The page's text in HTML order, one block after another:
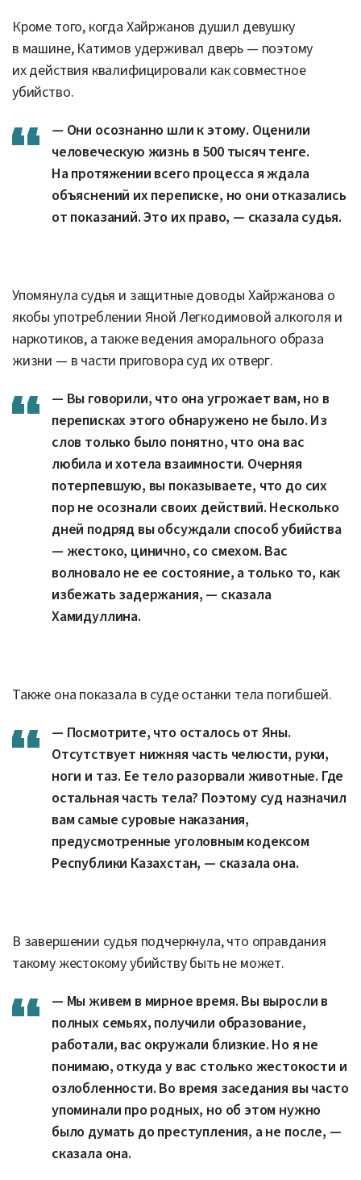
Кроме того, когда Хайржанов душил девушку
в машине, Катимов удерживал дверь — поэтому
их действия квалифицировали как совместное
убийство.
— Они осознанно шли к этому. Оценили
человеческую жизнь в 500 тысяч тенге.
На протяжении всего процесса я ждала
объяснений их переписке, но они отказались
от показаний. Это их право, — сказала судья.
Упомянула судья и защитные доводы Хайржанова о
якобы употреблении Яной Легкодимовой алкоголя и
наркотиков, а также ведения аморального образа
жизни — в части приговора суд их отверг.
— Вы говорили, что она угрожает вам, но в
переписках этого обнаружено не было. Из
слов только было понятно, что она вас
любила и хотела взаимности. Очерняя
потерпевшую, вы показываете, что до сих
пор не осознали своих действий. Несколько
дней подряд вы обсуждали способ убийства
— жестоко, цинично, со смехом. Вас
волновало не ее состояние, а только то, как
избежать задержания, — сказала
Хамидуллина.
Также она показала в суде останки тела погибшей.
— Посмотрите, что осталось от Яны.
Отсутствует нижняя часть челюсти, руки,
ноги и таз. Ее тело разорвали животные. Где
остальная часть тела? Поэтому суд назначил
вам самые суровые наказания,
предусмотренные уголовным кодексом
Республики Казахстан, — сказала она.
В завершении судья подчеркнула, что оправдания
такому жестокому убийству быть не может.
— Мы живем в мирное время. Вы выросли в
полных семьях, получили образование,
работали, вас окружали близкие. Но я не
понимаю, откуда у вас столько жестокости и
озлобленности. Во время заседания вы часто
упоминали про родных, но об этом нужно
было думать до преступления, а не после, —
сказала она.